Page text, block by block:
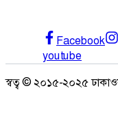
Facebook
youtube
স্বত্ব © ২০১৫-২০২৫